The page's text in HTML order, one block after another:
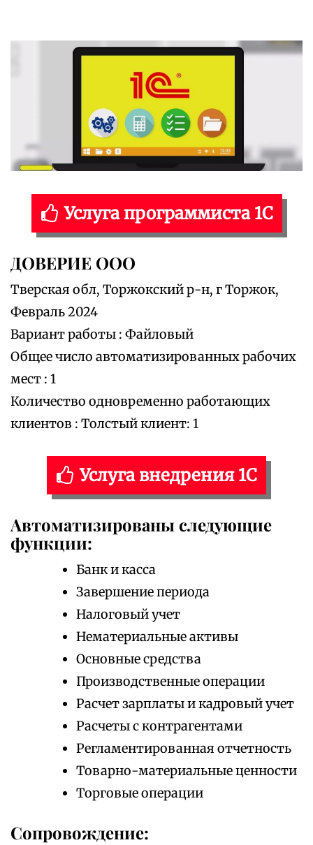
Услуга программиста 1С
ДОВЕРИЕ ООО
Тверская обл, Торжокский р-н, г Торжок,
Февраль 2024
Вариант работы : Файловый
Общее число автоматизированных рабочих
мест : 1
Количество одновременно работающих
клиентов : Толстый клиент: 1
Услуга внедрения 1С
Автоматизированы следующие
функции:
Банк и касса
Завершение периода
Налоговый учет
Нематериальные активы
Основные средства
Производственные операции
Расчет зарплаты и кадровый учет
Расчеты с контрагентами
Регламентированная отчетность
Товарно-материальные ценности
Торговые операции
Сопровождение: